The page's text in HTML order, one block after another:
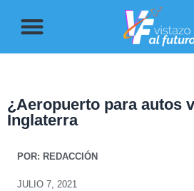
¿Aeropuerto para autos
Inglaterra
POR: REDACCIÓN
JULIO 7, 2021